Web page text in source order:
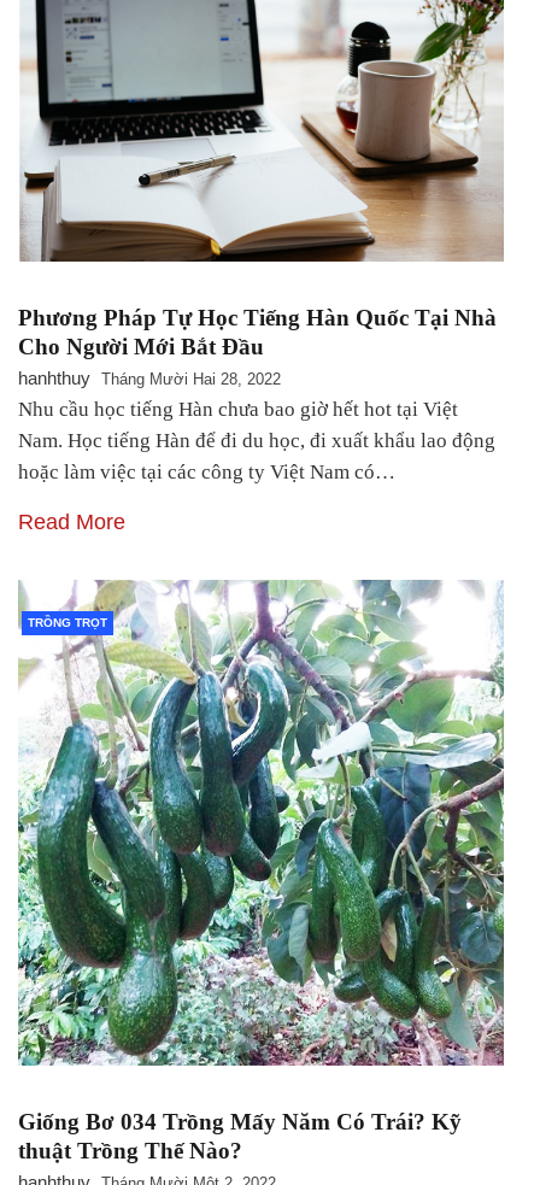
Phương Pháp Tự Học Tiếng Hàn Quốc Tại Nhà
Cho Người Mới Bắt Đầu
hanhthuy Tháng Mười Hai 28, 2022
Nhu cầu học tiếng Hàn chưa bao giờ hết hot tại Việt
Nam. Học tiếng Hàn để đi du học, đi xuất khẩu lao động
hoặc làm việc tại các công ty Việt Nam có…
Read More
TRỒNG TRỌT
Giống Bơ 034 Trồng Mấy Năm Có Trái? Kỹ
thuật Trồng Thế Nào?